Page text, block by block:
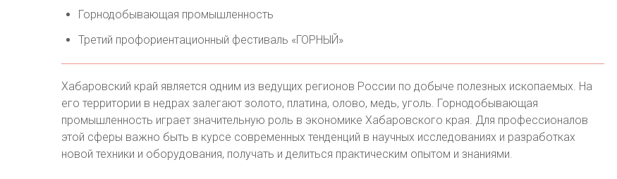
Горнодобывающая промышленность
Третий профориентационный фестиваль «ГОРНЫЙ»
Хабаровский край является одним из ведущих регионов России по добыче полезных ископаемых. На
его территории в недрах залегают золото, платина, олово, медь, уголь. Горнодобывающая
промышленность играет значительную роль в экономике Хабаровского края. Для профессионалов
этой сферы важно быть в курсе современных тенденций в научных исследованиях и разработках
новой техники и оборудования, получать и делиться практическим опытом и знаниями.